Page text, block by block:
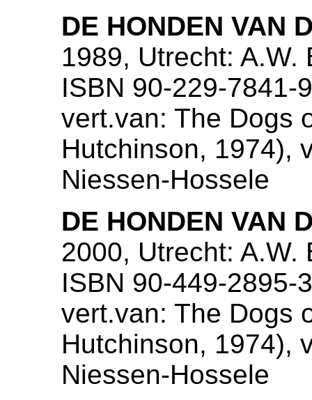
DE HONDEN VAN
1989, Utrecht:
ISBN 90-229-7841-9
vert.van: The Dogs
Hutchinson, 1974),
Niessen-Hossele
DE HONDEN VAN
2000, Utrecht: A.W.
ISBN 90-449-2895-3
vert.van: The Dogs
Hutchinson, 1974),
Niessen-Hossele